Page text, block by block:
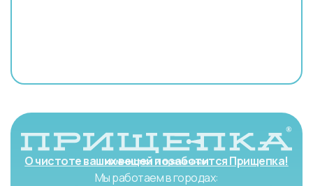
О чистоте ваших вещей позаботится Прищепка!
Мы работаем в городах: